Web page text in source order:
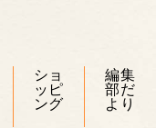
ショ
ッピ
ング
編集
部だ
より